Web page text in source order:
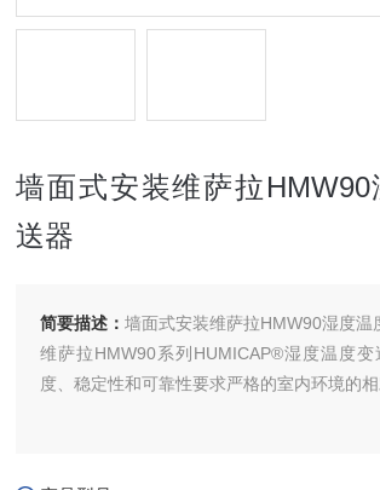
墙面式安装维萨拉
送器
简要描述：墙面式安装维萨拉HMW90湿度温
维萨拉HMW90系列HUMICAP®湿度温度
度、稳定性和可靠性要求严格的室内环境的相